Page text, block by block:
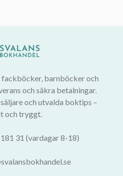
barnböcker och
och säkra betalningar.
och utvalda boktips –
och tryggt.
31 (vardagar 8-18)